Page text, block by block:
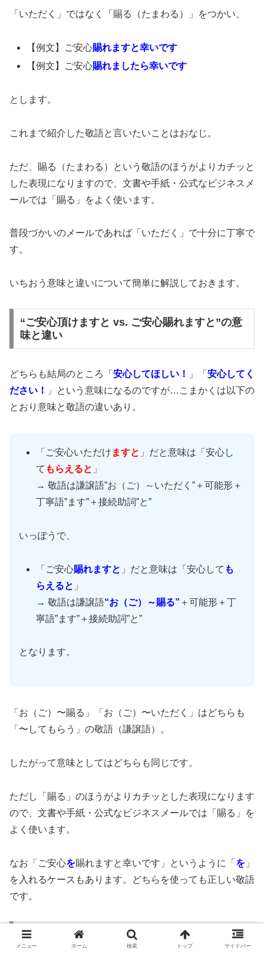
「いただく」ではなく「賜る（たまわる）」をつかい、
【例文】ご安心賜れますと幸いです
【例文】ご安心賜れましたら幸いです
とします。
これまで紹介した敬語と言いたいことはおなじ。
ただ、賜る（たまわる）という敬語のほうがよりカチッと
した表現になりますので、文書や手紙・公式なビジネスメ
ールでは「賜る」をよく使います。
普段づかいのメールであれば「いただく」で十分に丁寧で
す。
いちおう意味と違いについて簡単に解説しておきます。
“ご安心頂けますと vs. ご安心賜れますと”の意
味と違い
どちらも結局のところ「 安心してほしい！ 」「 安心してく
ださい！
」という意味になるのですが…こまかくは以下の
とおり意味と敬語の違いあり。
「ご安心いただけ ますと 」だと意味は「安心し
て もらえると 」
→ 敬語は謙譲語”お（ご）～いただく”＋可能形＋
丁寧語”ます”＋接続助詞”と”
いっぽうで、
「ご安心賜れますと 」だと意味は「安心して も
らえると 」
→ 敬語は謙譲語“お（ご）～賜る” ＋可能形＋丁
寧語”ます”＋接続助詞”と”
となります。
「お（ご）〜賜る」「お（ご）〜いただく」はどちらも
「〜してもらう」の敬語（謙譲語）。
したがって意味としてはどちらも同じです。
ただし「賜る」のほうがよりカチッとした表現になります
ので、文書や手紙・公式なビジネスメールでは「賜る」を
よく使います。
なお「ご安心を賜れますと幸いです」というように「 を 」
を入れるケースもあります。どちらを使っても正しい敬語
です。
手紙や公式なビジネスメールにおすすめ
メニュー ホーム 検索 トップ サイドバー